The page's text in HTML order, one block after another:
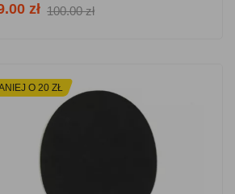
zł 100.00 zł
O 20 ZŁ